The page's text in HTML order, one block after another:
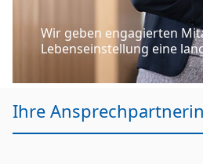
Wir geben engagierten
Lebenseinstellung eine
Ihre Ansprechpartnerin